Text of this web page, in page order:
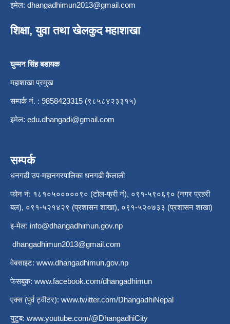
इमेल: dhangadhimun2013@gmail.com
शिक्षा, युवा तथा खेलकुद महाशाखा
घुम्मन सिंह बडायक
महाशाखा प्रमुख
सम्पर्क नं. : 9858423315 (९८५८४२३३१५)
इमेल: edu.dhangadi@gmail.com
सम्पर्क
धनगढी उप-महानगरपालिका धनगढी कैलाली
फोन नं: १८१०५०००००९० (टोल-फ्री नं), ०९१-५९०६९० (नगर प्रहरी
बल), ०९१-५२१४२९ (प्रशासन शाखा), ०९१-५२०७३३ (प्रशासन शाखा)
इ-मेल: info@dhangadhimun.gov.np
dhangadhimun2013@gmail.com
वेबसाइट: www.dhangadhimun.gov.np
फेसबुक: www.facebook.com/dhangadhimun
एक्स (पुर्व ट्वीटर): www.twitter.com/DhangadhiNepal
युटुब: www.youtube.com/@DhangadhiCity